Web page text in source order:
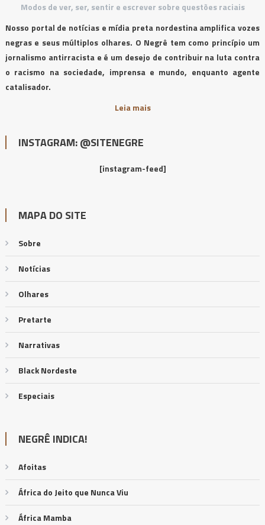
Modos de ver, ser, sentir e escrever sobre questões raciais
Nosso portal de notícias e mídia preta nordestina amplifica vozes
negras e seus múltiplos olhares. O Negrê tem como princípio um
jornalismo antirracista e é um desejo de contribuir na luta contra
o racismo na sociedade, imprensa e mundo, enquanto agente
catalisador.
Leia mais
INSTAGRAM: @SITENEGRE
[instagram-feed]
MAPA DO SITE
Sobre
Notícias
Olhares
Pretarte
Narrativas
Black Nordeste
Especiais
NEGRÊ INDICA!
Afoitas
África do Jeito que Nunca Viu
África Mamba